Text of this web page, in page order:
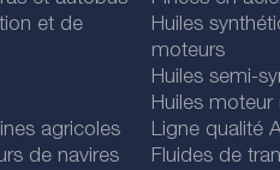
et de
agricoles
de navires
Huiles
moteurs
Huiles semi-
Huiles moteur
Ligne qualité
Fluides de